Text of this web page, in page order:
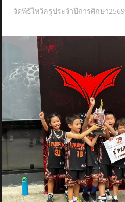
จัดพิธีไหว้ครูประจำปีการศึกษา2569